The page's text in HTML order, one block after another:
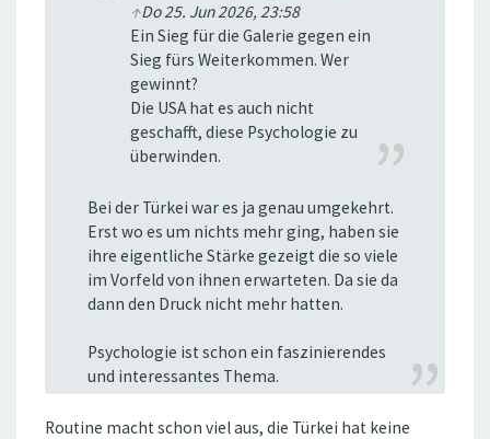
↑Do 25. Jun 2026, 23:58
Ein Sieg für die Galerie gegen ein
Sieg fürs Weiterkommen. Wer
gewinnt?
Die USA hat es auch nicht
geschafft, diese Psychologie zu
überwinden.
Bei der Türkei war es ja genau umgekehrt.
Erst wo es um nichts mehr ging, haben sie
ihre eigentliche Stärke gezeigt die so viele
im Vorfeld von ihnen erwarteten. Da sie da
dann den Druck nicht mehr hatten.
Psychologie ist schon ein faszinierendes
und interessantes Thema.
Routine macht schon viel aus, die Türkei hat keine